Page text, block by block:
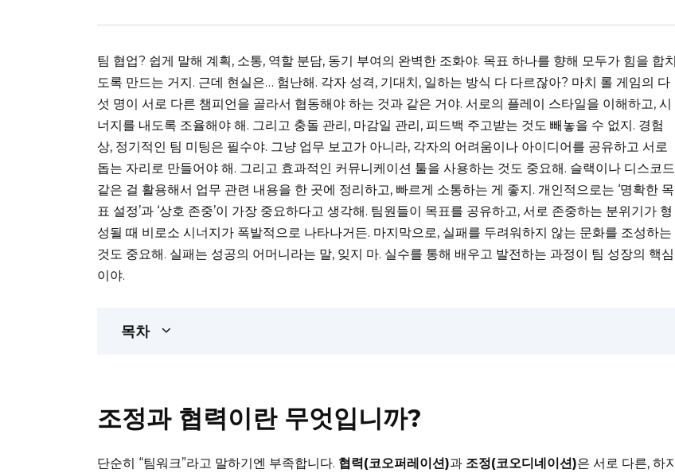
팀 협업? 쉽게 말해 계획, 소통, 역할 분담, 동기 부여의 완벽한 조화야. 목표 하나를 향해 모두가 힘을 합치
도록 만드는 거지. 근데 현실은… 험난해. 각자 성격, 기대치, 일하는 방식 다 다르잖아? 마치 롤 게임의 다
섯 명이 서로 다른 챔피언을 골라서 협동해야 하는 것과 같은 거야. 서로의 플레이 스타일을 이해하고, 시
너지를 내도록 조율해야 해. 그리고 충돌 관리, 마감일 관리, 피드백 주고받는 것도 빼놓을 수 없지. 경험
상, 정기적인 팀 미팅은 필수야. 그냥 업무 보고가 아니라, 각자의 어려움이나 아이디어를 공유하고 서로
돕는 자리로 만들어야 해. 그리고 효과적인 커뮤니케이션 툴을 사용하는 것도 중요해. 슬랙이나 디스코드
같은 걸 활용해서 업무 관련 내용을 한 곳에 정리하고, 빠르게 소통하는 게 좋지. 개인적으로는 ‘명확한 목
표 설정’과 ‘상호 존중’이 가장 중요하다고 생각해. 팀원들이 목표를 공유하고, 서로 존중하는 분위기가 형
성될 때 비로소 시너지가 폭발적으로 나타나거든. 마지막으로, 실패를 두려워하지 않는 문화를 조성하는
것도 중요해. 실패는 성공의 어머니라는 말, 잊지 마. 실수를 통해 배우고 발전하는 과정이 팀 성장의 핵심
이야.
목차
조정과 협력이란 무엇입니까?
단순히 “팀워크”라고 말하기엔 부족합니다. 협력(코오퍼레이션)과 조정(코오디네이션)은 서로 다른, 하지